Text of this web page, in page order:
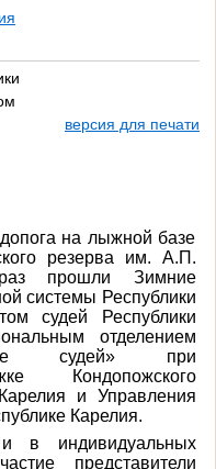
версия для печати
на лыжной базе
резерва им. А.П.
прошли Зимние
системы Республики
судей Республики
отделением
судей» при
Кондопожского
и Управления
Карелия.
в индивидуальных
представители